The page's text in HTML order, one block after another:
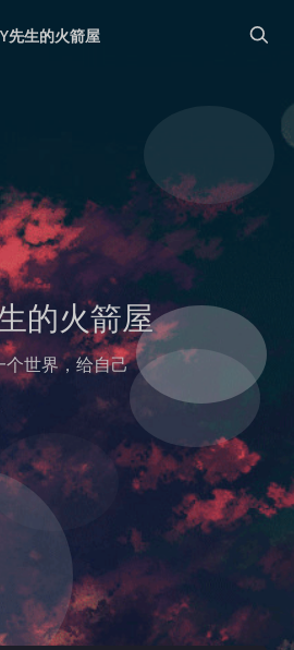
Y先生的火箭屋
的火箭屋
个世界，给自己